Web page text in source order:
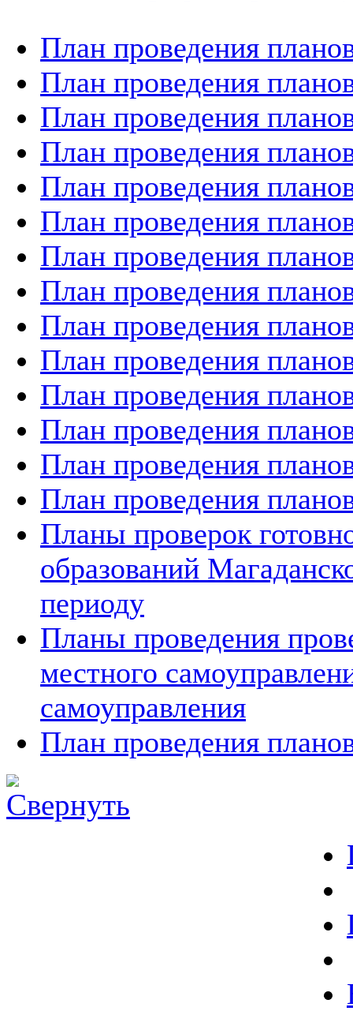
План проведения
План проведения
План проведения
План проведения
План проведения
План проведения
План проведения
План проведения
План проведения
План проведения
План проведения
План проведения
План проведения
План проведения
Планы проверок
образований
периоду
Планы проведения
местного
самоуправления
План проведения